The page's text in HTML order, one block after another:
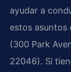
ayudar a
estos asuntos
(300 Park
22046). Si